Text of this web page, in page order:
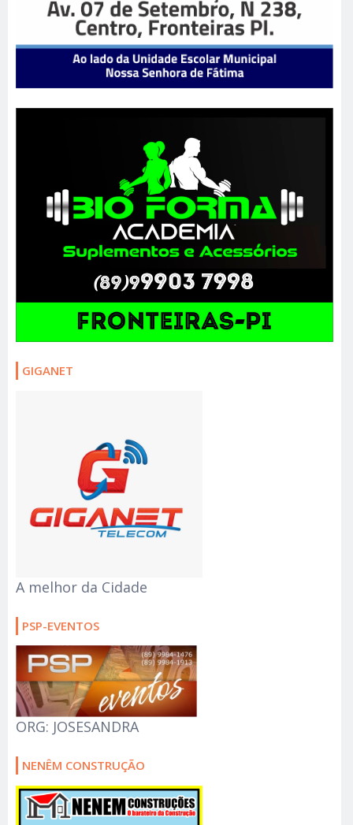
GIGANET
A melhor da Cidade
PSP-EVENTOS
ORG: JOSESANDRA
NENÊM CONSTRUÇÃO